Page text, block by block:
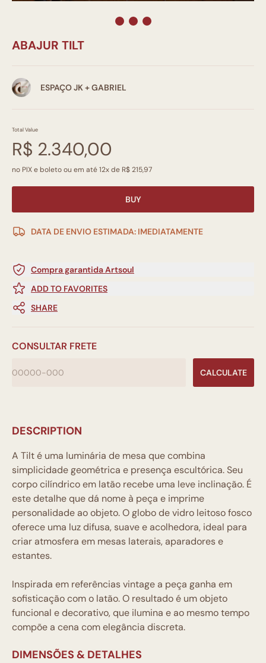
ABAJUR TILT
ESPAÇO JK + GABRIEL
Total Value
R$ 2.340,00
no PIX e boleto ou em até 12x de R$ 215,97
BUY
DATA DE ENVIO ESTIMADA: IMEDIATAMENTE
Compra garantida Artsoul
ADD TO FAVORITES
SHARE
CONSULTAR FRETE
CALCULATE
DESCRIPTION
A Tilt é uma luminária de mesa que combina
simplicidade geométrica e presença escultórica. Seu
corpo cilíndrico em latão recebe uma leve inclinação. É
este detalhe que dá nome à peça e imprime
personalidade ao objeto. O globo de vidro leitoso fosco
oferece uma luz difusa, suave e acolhedora, ideal para
criar atmosfera em mesas laterais, aparadores e
estantes.
Inspirada em referências vintage a peça ganha em
sofisticação com o latão. O resultado é um objeto
funcional e decorativo, que ilumina e ao mesmo tempo
compõe a cena com elegância discreta.
DIMENSÕES & DETALHES